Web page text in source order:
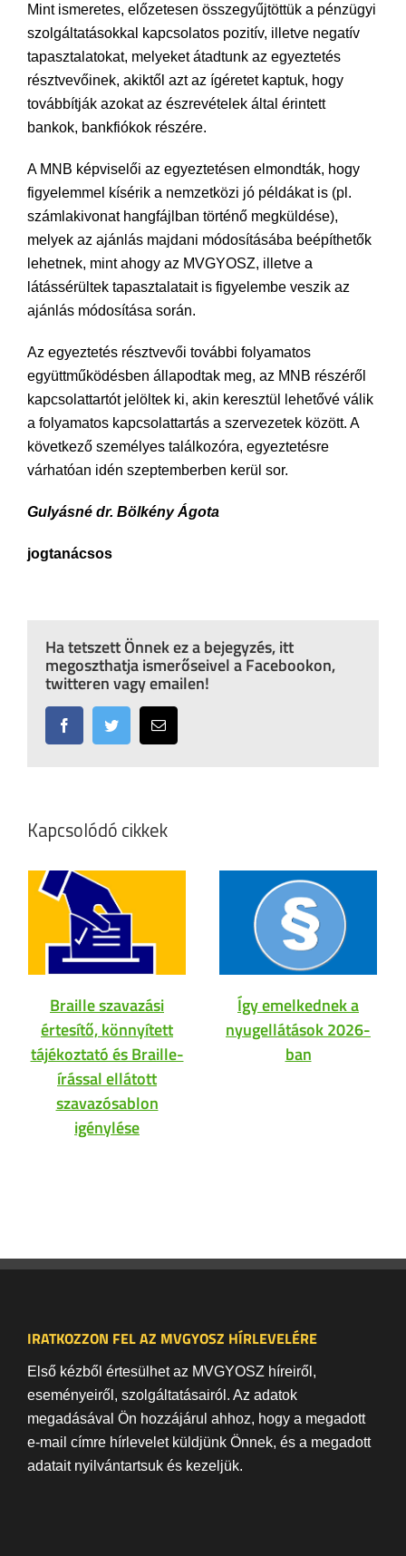
Mint ismeretes, előzetesen összegyűjtöttük a pénzügyi
szolgáltatásokkal kapcsolatos pozitív, illetve negatív
tapasztalatokat, melyeket átadtunk az egyeztetés
résztvevőinek, akiktől azt az ígéretet kaptuk, hogy
továbbítják azokat az észrevételek által érintett
bankok, bankfiókok részére.
A MNB képviselői az egyeztetésen elmondták, hogy
figyelemmel kísérik a nemzetközi jó példákat is (pl.
számlakivonat hangfájlban történő megküldése),
melyek az ajánlás majdani módosításába beépíthetők
lehetnek, mint ahogy az MVGYOSZ, illetve a
látássérültek tapasztalatait is figyelembe veszik az
ajánlás módosítása során.
Az egyeztetés résztvevői további folyamatos
együttműködésben állapodtak meg, az MNB részéről
kapcsolattartót jelöltek ki, akin keresztül lehetővé válik
a folyamatos kapcsolattartás a szervezetek között. A
következő személyes találkozóra, egyeztetésre
várhatóan idén szeptemberben kerül sor.
Gulyásné dr. Bölkény Ágota
jogtanácsos
Ha tetszett Önnek ez a bejegyzés, itt
megoszthatja ismerőseivel a Facebookon,
twitteren vagy emailen!
FacebookTwitter Email:
Kapcsolódó cikkek
Braille szavazási
értesítő, könnyített
tájékoztató és Braille-
írással ellátott
szavazósablon
igénylése
Így emelkednek a
nyugellátások 2026-
ban
IRATKOZZON FEL AZ MVGYOSZ HÍRLEVELÉRE
Első kézből értesülhet az MVGYOSZ híreiről,
eseményeiről, szolgáltatásairól. Az adatok
megadásával Ön hozzájárul ahhoz, hogy a megadott
e-mail címre hírlevelet küldjünk Önnek, és a megadott
adatait nyilvántartsuk és kezeljük.